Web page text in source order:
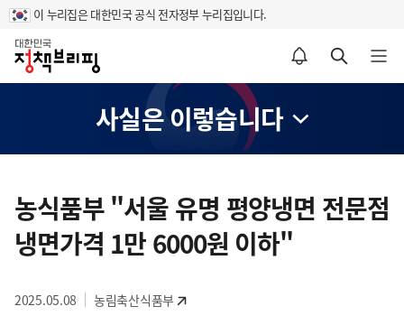
이 누리집은 대한민국 공식 전자정부 누리집입니다.
홈
알림설정 바로가기 검색 바로가기 메뉴 열기
사실은 이렇습니다
텐
츠
영
농식품부 "서울 유명 평양냉면 전문점
냉면가격 1만 6000원 이하"
2025.05.08 농림축산식품부